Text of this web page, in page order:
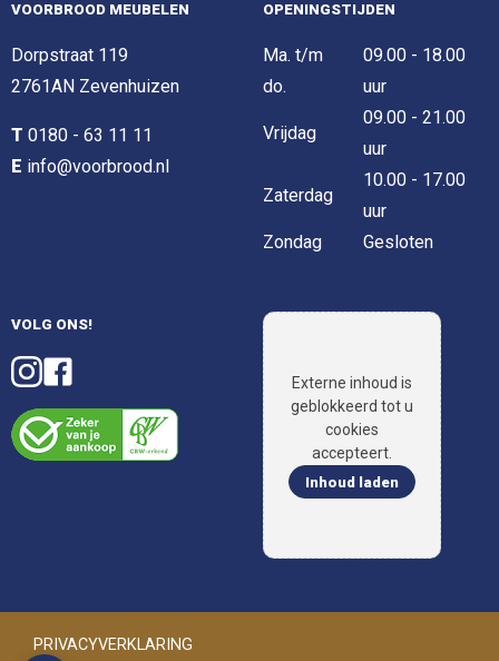
VOORBROOD MEUBELEN
Dorpstraat 119
2761AN Zevenhuizen
T 0180 - 63 11 11
E info@voorbrood.nl
OPENINGSTIJDEN
Ma. t/m
do.
09.00 - 18.00
uur
Vrijdag
09.00 - 21.00
uur
Zaterdag
10.00 - 17.00
uur
Zondag
Gesloten
VOLG ONS!
Externe inhoud is
geblokkeerd tot u
cookies
accepteert.
Inhoud laden
PRIVACYVERKLARING